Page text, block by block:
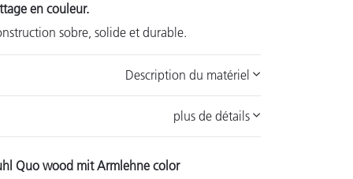
en couleur.
sobre, solide et durable.
Description du matériel
plus de détails
Quo wood mit Armlehne color